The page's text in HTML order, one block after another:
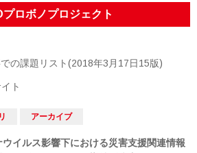
ロボノプロジェクト
の課題リスト(2018年3月17日15版)
ト
アーカイブ
ウイルス影響下における災害支援関連情報